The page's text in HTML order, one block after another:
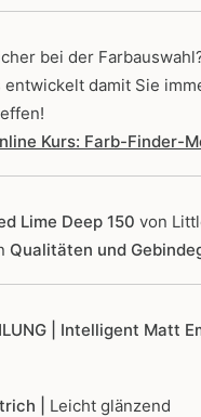
bei der
damit Sie
Kurs: Farb-Finder-
Lime Deep 150 von
Qualitäten und
| Intelligent Matt
| Leicht glänzend